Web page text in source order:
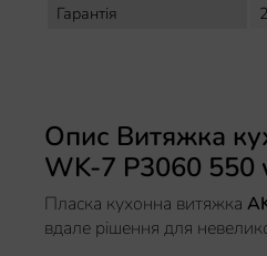
Гарантія
Опис Витяжка
WK-7 P3060 550
Пласка кухонна витяжка
вдале рішення для